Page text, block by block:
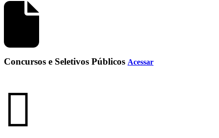
Concursos e Seletivos Públicos Acessar